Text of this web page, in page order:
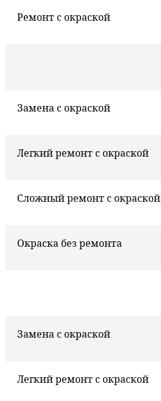
Ремонт с окраской
Замена с окраской
Легкий ремонт с окраской
Сложный ремонт с окраской
Окраска без ремонта
Замена с окраской
Легкий ремонт с окраской